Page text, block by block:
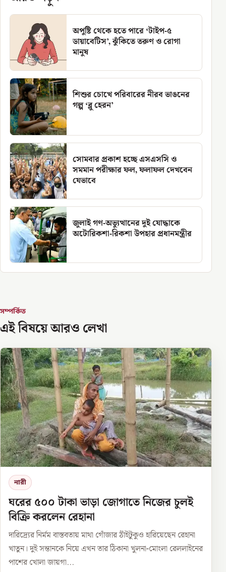
অপুষ্টি থেকে হতে পারে ‘টাইপ-৫
ডায়াবেটিস’, ঝুঁকিতে তরুণ ও রোগা
মানুষ
শিশুর চোখে পরিবারের নীরব ভাঙনের
গল্প ‘ব্লু হেরন’
সোমবার প্রকাশ হচ্ছে এসএসসি ও
সমমান পরীক্ষার ফল, ফলাফল দেখবেন
যেভাবে
জুলাই গণ-অভ্যুত্থানের দুই যোদ্ধাকে
অটোরিকশা-রিকশা উপহার প্রধানমন্ত্রীর
সম্পর্কিত
এই বিষয়ে আরও লেখা
নারী
ঘরের ৫০০ টাকা ভাড়া জোগাতে নিজের চুলই
বিক্রি করলেন রেহানা
দারিদ্র্যের নির্মম বাস্তবতায় মাথা গোঁজার ঠাঁইটুকুও হারিয়েছেন রেহানা
খাতুন। দুই সন্তানকে নিয়ে এখন তার ঠিকানা খুলনা-মোংলা রেললাইনের
পাশের খোলা জায়গা...